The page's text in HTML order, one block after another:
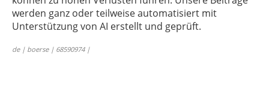
werden ganz oder teilweise automatisiert mit
Unterstützung von AI erstellt und geprüft.
de | boerse | 68590974 |